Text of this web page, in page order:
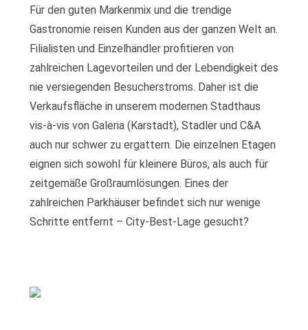
Für den guten Markenmix und die trendige
Gastronomie reisen Kunden aus der ganzen Welt an.
Filialisten und Einzelhändler profitieren von
zahlreichen Lagevorteilen und der Lebendigkeit des
nie versiegenden Besucherstroms. Daher ist die
Verkaufsfläche in unserem modernen Stadthaus
vis-à-vis von Galeria (Karstadt), Stadler und C&A
auch nur schwer zu ergattern. Die einzelnen Etagen
eignen sich sowohl für kleinere Büros, als auch für
zeitgemäße Großraumlösungen. Eines der
zahlreichen Parkhäuser befindet sich nur wenige
Schritte entfernt – City-Best-Lage gesucht?